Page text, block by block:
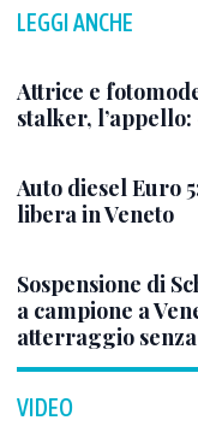
LEGGI ANCHE
Attrice e
stalker,
Auto diesel Euro
libera in Veneto
Sospensione di
a campione a
atterraggio
VIDEO